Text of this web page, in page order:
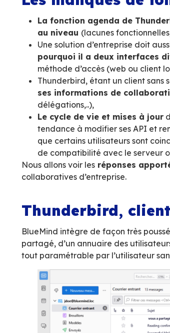
bien sur il y a le webmail
matière de client lourd
autres.
Cependant si
empêchent son
utilisateur, qui répond
Les
La fonction
au niveau(lacunes
pourquoi il a deux
méthode d’accès
Thunderbird, étant
ses informations
Le cycle de vie et
tendance à modifier
que certains
de compatibilité